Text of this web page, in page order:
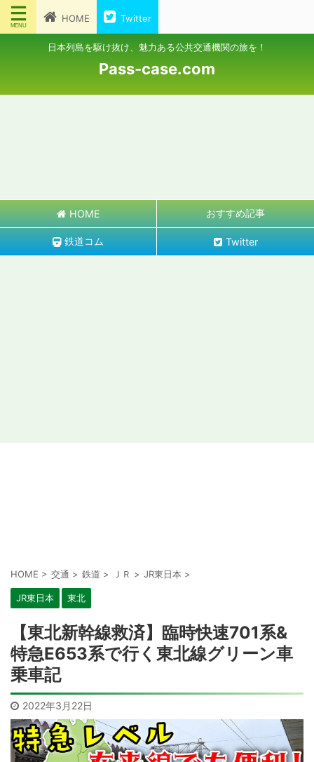
HOME Twitter
日本列島を駆け抜け、魅力ある公共交通機関の旅を！
Pass-case.com
HOME おすすめ記事
鉄道コム Twitter
HOME > 交通 > 鉄道 > ＪＲ > JR東日本 >
JR東日本 東北
【東北新幹線救済】臨時快速701系&
特急E653系で行く東北線グリーン車
乗車記
2022年3月22日